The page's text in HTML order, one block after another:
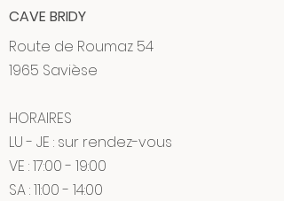
CAVE BRIDY
Route de Roumaz 54
1965 Savièse
HORAIRES
LU - JE : sur rendez-vous
VE : 17:00 - 19:00
SA : 11:00 - 14:00